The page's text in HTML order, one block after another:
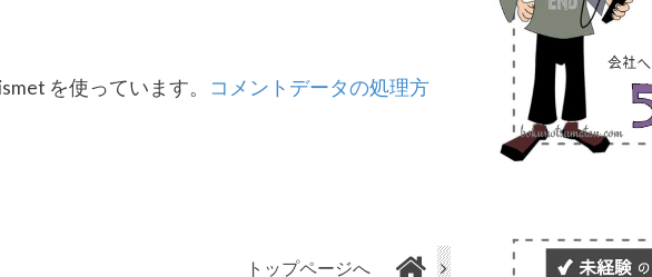
を使っています。 コメントデータの処理方
トップページへ